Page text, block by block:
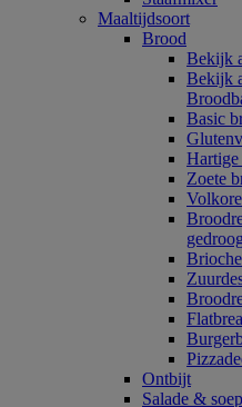
Maaltijdsoort
Brood
Bekijk
Bekijk
Basic
Hartige
Zoete
Ontbijt
Salade & soep